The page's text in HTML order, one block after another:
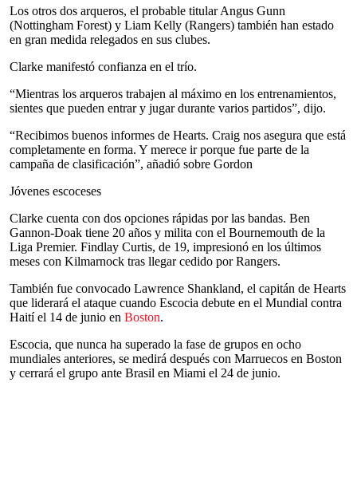
Los otros dos arqueros, el probable titular Angus Gunn
(Nottingham Forest) y Liam Kelly (Rangers) también han estado
en gran medida relegados en sus clubes.
Clarke manifestó confianza en el trío.
“Mientras los arqueros trabajen al máximo en los entrenamientos,
sientes que pueden entrar y jugar durante varios partidos”, dijo.
“Recibimos buenos informes de Hearts. Craig nos asegura que está
completamente en forma. Y merece ir porque fue parte de la
campaña de clasificación”, añadió sobre Gordon
Jóvenes escoceses
Clarke cuenta con dos opciones rápidas por las bandas. Ben
Gannon-Doak tiene 20 años y milita con el Bournemouth de la
Liga Premier. Findlay Curtis, de 19, impresionó en los últimos
meses con Kilmarnock tras llegar cedido por Rangers.
También fue convocado Lawrence Shankland, el capitán de Hearts
que liderará el ataque cuando Escocia debute en el Mundial contra
Haití el 14 de junio en Boston.
Escocia, que nunca ha superado la fase de grupos en ocho
mundiales anteriores, se medirá después con Marruecos en Boston
y cerrará el grupo ante Brasil en Miami el 24 de junio.